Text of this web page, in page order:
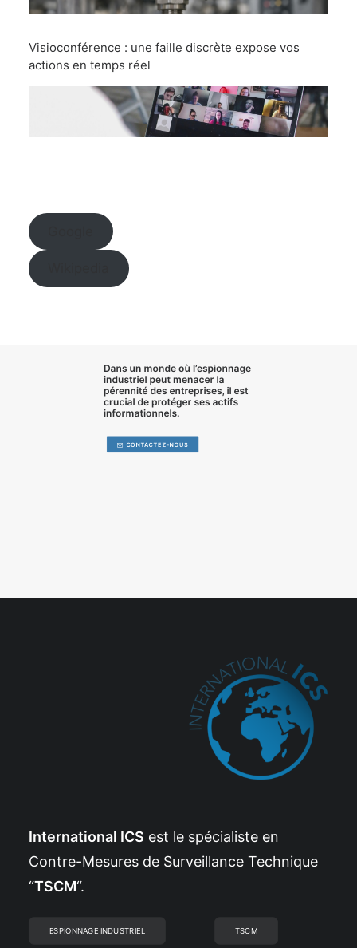
Visioconférence : une faille discrète expose vos
actions en temps réel
Dans un monde où l’espionnage
industriel peut menacer la
pérennité des entreprises, il est
crucial de protéger ses actifs
informationnels.
CONTACTEZ-NOUS
International ICS est le spécialiste en
Contre-Mesures de Surveillance Technique
“TSCM“.
ESPIONNAGE INDUSTRIEL TSCM